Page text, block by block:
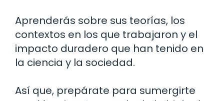
Aprenderás sobre sus teorías, los
contextos en los que trabajaron y el
impacto duradero que han tenido en
la ciencia y la sociedad.
Así que, prepárate para sumergirte